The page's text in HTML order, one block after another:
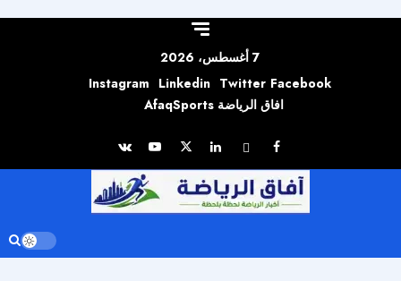
7 أغسطس، 2026
Facebook
Twitter
Linkedin
Instagram
افاق الرياضة AfaqSports